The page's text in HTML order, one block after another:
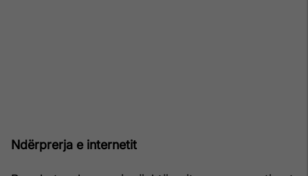
Ndërprerja e internetit